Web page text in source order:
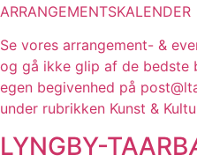
ARRANGEMENTSKALENDER
Se vores arrangement- &
og gå ikke glip af de bedste
egen begivenhed på
under rubrikken Kunst &
LYNGBY-